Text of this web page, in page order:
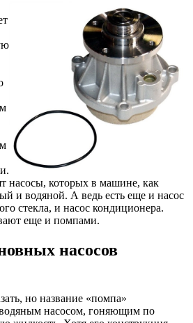
насосы, которых в машине, как
и водяной. А ведь есть еще и насос
стекла, и насос кондиционера.
еще и помпами.
насосов
но название «помпа»
водяным насосом, гоняющим по